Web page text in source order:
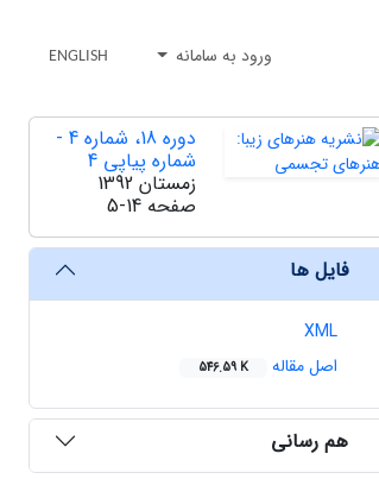
ورود به سامانه ENGLISH
دوره 18، شماره 4 -
شماره پیاپی 4
زمستان 1392
صفحه 5-14
فایل ها
XML
اصل مقاله
546.59 K
هم رسانی